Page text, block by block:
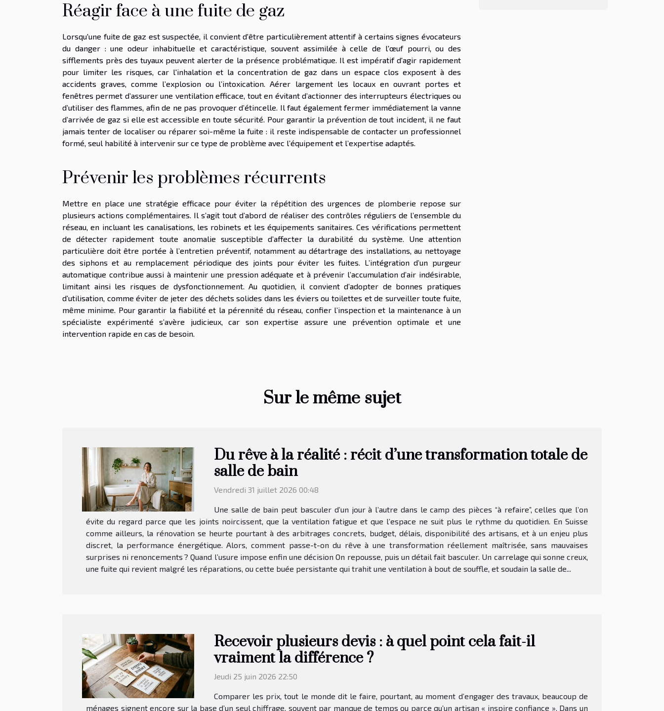
Réagir face à une fuite de gaz
Lorsqu'une fuite de gaz est suspectée, il convient d'être particulièrement attentif à certains signes évocateurs
du danger : une odeur inhabituelle et caractéristique, souvent assimilée à celle de l'œuf pourri, ou des
sifflements près des tuyaux peuvent alerter de la présence problématique. Il est impératif d'agir rapidement
pour limiter les risques, car l'inhalation et la concentration de gaz dans un espace clos exposent à des
accidents graves, comme l’explosion ou l’intoxication. Aérer largement les locaux en ouvrant portes et
fenêtres permet d’assurer une ventilation efficace, tout en évitant d’actionner des interrupteurs électriques ou
d’utiliser des flammes, afin de ne pas provoquer d’étincelle. Il faut également fermer immédiatement la vanne
d’arrivée de gaz si elle est accessible en toute sécurité. Pour garantir la prévention de tout incident, il ne faut
jamais tenter de localiser ou réparer soi-même la fuite : il reste indispensable de contacter un professionnel
formé, seul habilité à intervenir sur ce type de problème avec l’équipement et l’expertise adaptés.
Prévenir les problèmes récurrents
Mettre en place une stratégie efficace pour éviter la répétition des urgences de plomberie repose sur
plusieurs actions complémentaires. Il s’agit tout d’abord de réaliser des contrôles réguliers de l’ensemble du
réseau, en incluant les canalisations, les robinets et les équipements sanitaires. Ces vérifications permettent
de détecter rapidement toute anomalie susceptible d’affecter la durabilité du système. Une attention
particulière doit être portée à l’entretien préventif, notamment au détartrage des installations, au nettoyage
des siphons et au remplacement périodique des joints pour éviter les fuites. L’intégration d’un purgeur
automatique contribue aussi à maintenir une pression adéquate et à prévenir l’accumulation d’air indésirable,
limitant ainsi les risques de dysfonctionnement. Au quotidien, il convient d’adopter de bonnes pratiques
d’utilisation, comme éviter de jeter des déchets solides dans les éviers ou toilettes et de surveiller toute fuite,
même minime. Pour garantir la fiabilité et la pérennité du réseau, confier l’inspection et la maintenance à un
spécialiste expérimenté s’avère judicieux, car son expertise assure une prévention optimale et une
intervention rapide en cas de besoin.
Sur le même sujet
Du rêve à la réalité : récit d’une transformation totale de
salle de bain
Vendredi 31 juillet 2026 00:48
Une salle de bain peut basculer d’un jour à l’autre dans le camp des pièces “à refaire”, celles que l’on
évite du regard parce que les joints noircissent, que la ventilation fatigue et que l’espace ne suit plus le rythme du quotidien. En Suisse
comme ailleurs, la rénovation se heurte pourtant à des arbitrages concrets, budget, délais, disponibilité des artisans, et à un enjeu plus
discret, la performance énergétique. Alors, comment passe-t-on du rêve à une transformation réellement maîtrisée, sans mauvaises
surprises ni renoncements ? Quand l’usure impose enfin une décision On repousse, puis un détail fait basculer. Un carrelage qui sonne creux,
une fuite qui revient malgré les réparations, ou cette buée persistante qui trahit une ventilation à bout de souffle, et soudain la salle de...
Recevoir plusieurs devis : à quel point cela fait-il
vraiment la différence ?
Jeudi 25 juin 2026 22:50
Comparer les prix, tout le monde dit le faire, pourtant, au moment d’engager des travaux, beaucoup de
ménages signent encore sur la base d’un seul chiffrage, souvent par manque de temps ou parce qu’un artisan « inspire confiance ». Dans un